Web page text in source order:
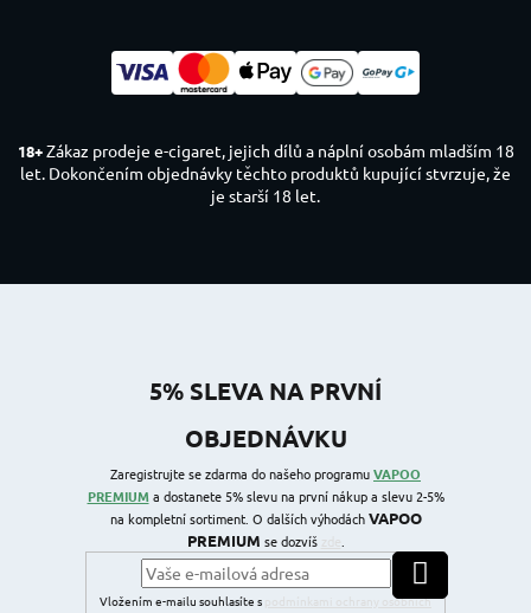
18+Zákaz prodeje e-cigaret, jejich dílů a náplní osobám mladším 18
let. Dokončením objednávky těchto produktů kupující stvrzuje, že
je starší 18 let.
5% SLEVA NA PRVNÍ
OBJEDNÁVKU
Zaregistrujte se zdarma do našeho programuVAPOO
PREMIUM a dostanete 5% slevu na první nákup a slevu 2-5%
na kompletní sortiment. O dalších výhodáchVAPOO
PREMIUM se dozvíš
Vložením e-mailu souhlasíte s
podmínkami ochrany osobních